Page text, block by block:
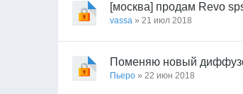
[москва] продам Revo
vassa » 21 июл 2018
Поменяю новый
Пьеро » 22 июн 2018